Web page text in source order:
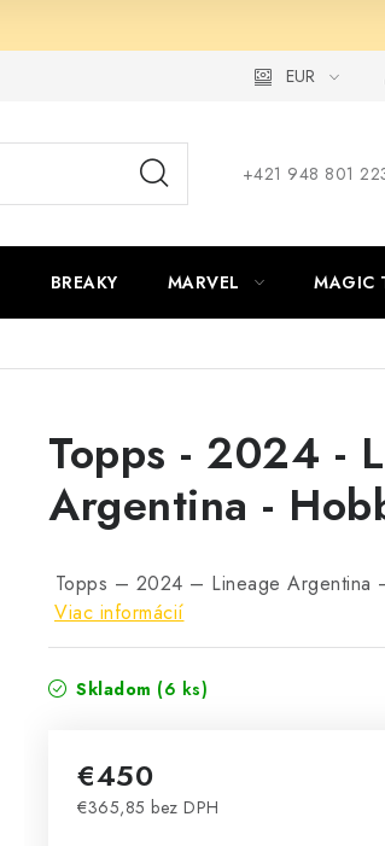
Odstúpenie od zmluvy
EUR
‪+421 948 801
BREAKY MARVEL MAGIC
Topps - 2024 -
Argentina -
Topps – 2024 – Lineage Argentina
Viac informácií
Skladom (6 ks)
€450
€365,85 bez DPH